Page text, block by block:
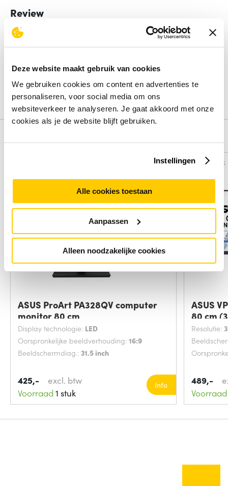
Deze website maakt gebruik van cookies
We gebruiken cookies om content en advertenties te
personaliseren, voor social media om ons
websiteverkeer te analyseren. Je gaat akkoord met onze
cookies als je de website blijft gebruiken.
Instellingen
Alle cookies toestaan
Aanpassen
Alleen noodzakelijke cookies
Review
Deel je ervaring met het product door het schrijven van een
review.
Schrijf een review
Alternatieven
ASUS ProArt PA328QV computer
monitor 80 cm
Display technologie: LED
Oorspronkelijke beeldverhouding: 16:9
Beeldschermdiag.: 31.5 inch
425,-
excl. btw
Voorraad 1 stuk
Info
Vergelijk
ASUS
80 cm
Resolutie:
489,-
Voorraad